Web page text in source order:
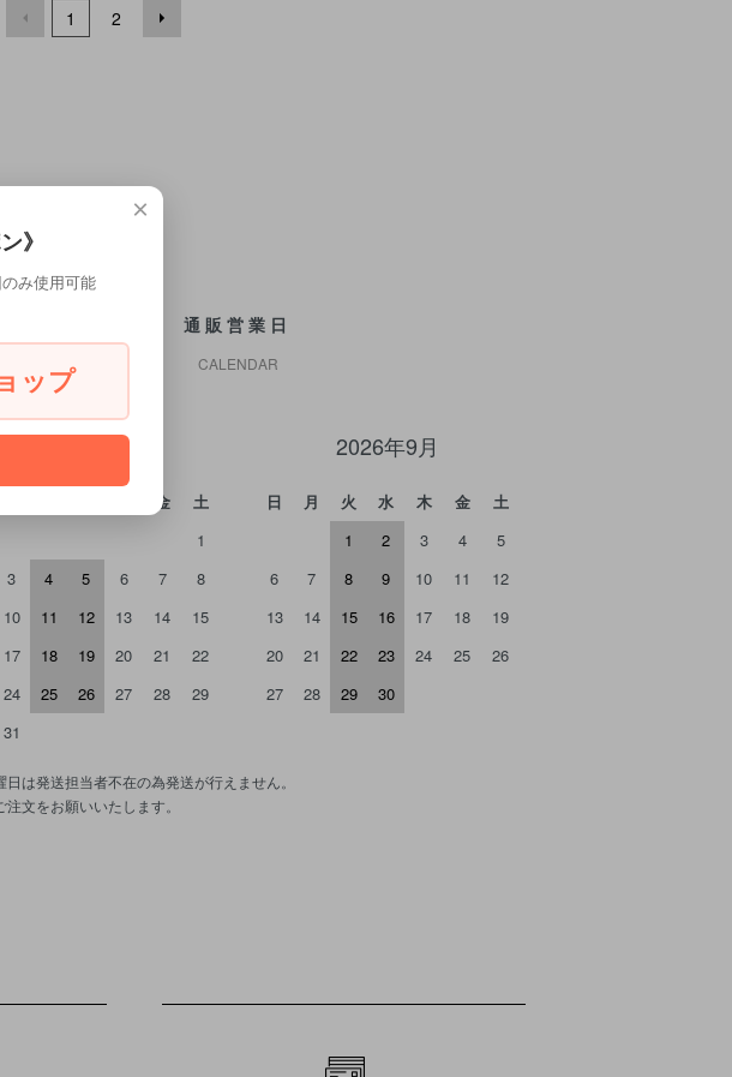
1 2
通販営業日
CALENDAR
2026年8月
金
土
1
3 4 5 6 7
8
10 11 12 13 14
15
17 18 19 20 21
22
24 25 26 27 28
29
31
2026年9月
日 月 火 水 木 金
土
1
2 3 4
5
6
7 8 9 10 11
12
13
14 15 16 17 18
19
20
21 22 23 24 25
26
27
28 29 30
日は発送担当者不在の為発送が行えません。
注文をお願いいたします。
×
》
み使用可能
ップ